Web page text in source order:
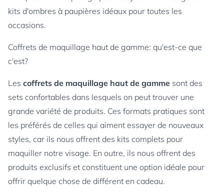
kits d'ombres à paupières idéaux pour toutes les
occasions.
Coffrets de maquillage haut de gamme: qu'est-ce que
c'est?
Les coffrets de maquillage haut de gamme sont des
sets confortables dans lesquels on peut trouver une
grande variété de produits. Ces formats pratiques sont
les préférés de celles qui aiment essayer de nouveaux
styles, car ils nous offrent des kits complets pour
maquiller notre visage. En outre, ils nous offrent des
produits exclusifs et constituent une option idéale pour
offrir quelque chose de différent en cadeau.